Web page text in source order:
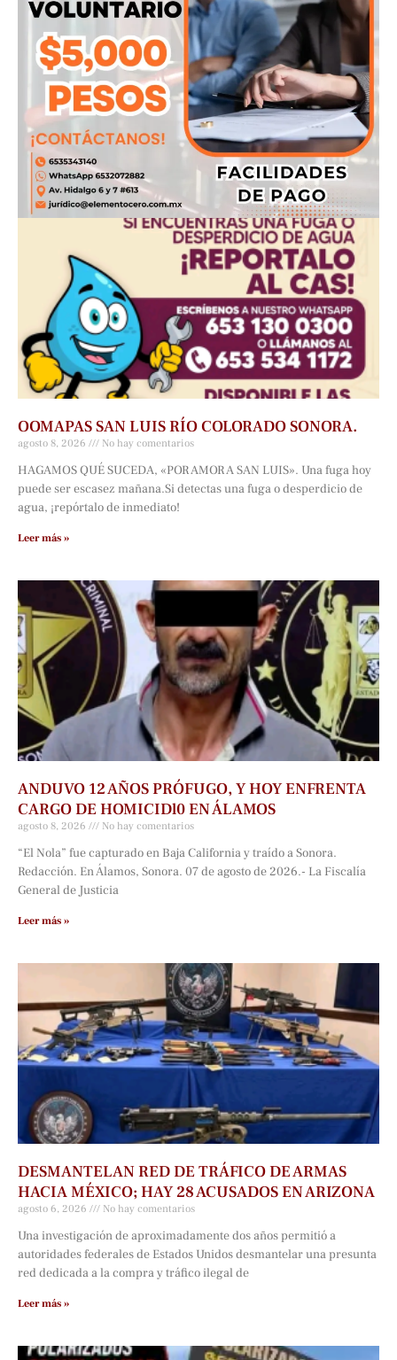
OOMAPAS SAN LUIS RÍO COLORADO SONORA.
agosto 8, 2026 No hay comentarios
HAGAMOS QUÉ SUCEDA, «POR AMOR A SAN LUIS». Una fuga hoy
puede ser escasez mañana.Si detectas una fuga o desperdicio de
agua, ¡repórtalo de inmediato!
Leer más »
ANDUVO 12 AÑOS PRÓFUGO, Y HOY ENFRENTA
CARGO DE HOMICIDl0 EN ÁLAMOS
agosto 8, 2026 No hay comentarios
“El Nola” fue capturado en Baja California y traído a Sonora.
Redacción. En Álamos, Sonora. 07 de agosto de 2026.- La Fiscalía
General de Justicia
Leer más »
DESMANTELAN RED DE TRÁFICO DE ARMAS
HACIA MÉXICO; HAY 28 ACUSADOS EN ARIZONA
agosto 6, 2026 No hay comentarios
Una investigación de aproximadamente dos años permitió a
autoridades federales de Estados Unidos desmantelar una presunta
red dedicada a la compra y tráfico ilegal de
Leer más »